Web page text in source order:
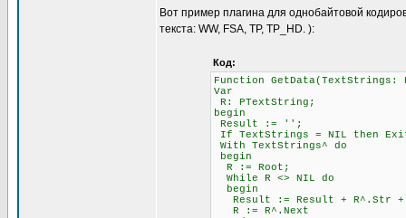
Вот пример плагина для однобайтовой
текста: WW, FSA, TP, TP_HD. ):
Код:
Function
Var
R: PTextString;
begin
Result := '';
If TextStrings = NIL then
With TextStrings^ do
begin
R := Root;
While R <> NIL do
begin
Result := Result + R^.Str +
R := R^.Next